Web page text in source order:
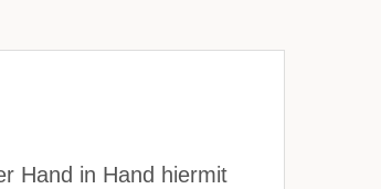
Hand in Hand hiermit